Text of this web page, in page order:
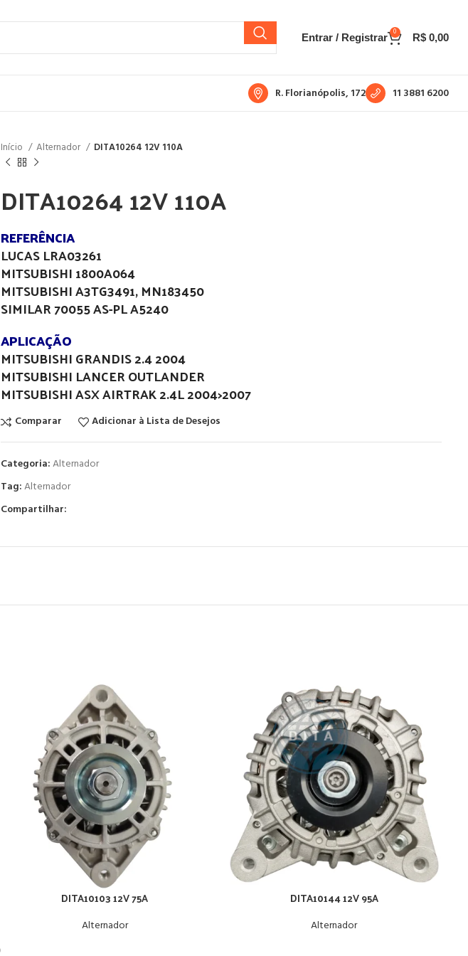
Entrar / Registrar 0 R$ 0,00
R. Florianópolis, 172 11 3881 6200
Início Alternador DITA10264 12V 110A
DITA10264 12V 110A
REFERÊNCIA
LUCAS LRA03261
MITSUBISHI 1800A064
MITSUBISHI A3TG3491, MN183450
SIMILAR 70055 AS-PL A5240
APLICAÇÃO
MITSUBISHI GRANDIS 2.4 2004
MITSUBISHI LANCER OUTLANDER
MITSUBISHI ASX AIRTRAK 2.4L 2004>2007
Comparar Adicionar à Lista de Desejos
Categoria:Alternador
Tag:Alternador
Compartilhar:
DITA10103 12V 75A
Alternador
DITA10144 12V 95A
Alternador